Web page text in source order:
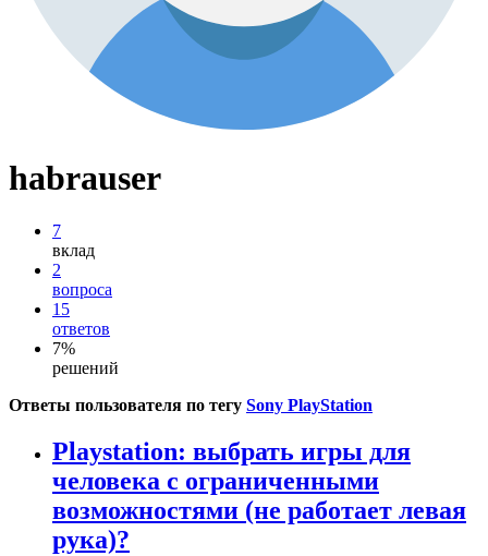
habrauser
7
вклад
2
вопроса
15
ответов
7%
решений
Ответы пользователя по тегу Sony PlayStation
Playstation: выбрать игры для
человека с ограниченными
возможностями (не работает левая
рука)?